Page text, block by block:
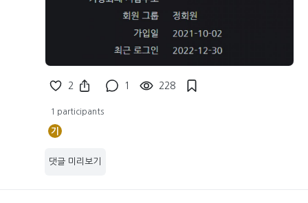
2 1 228
1 participants
기
댓글 미리보기